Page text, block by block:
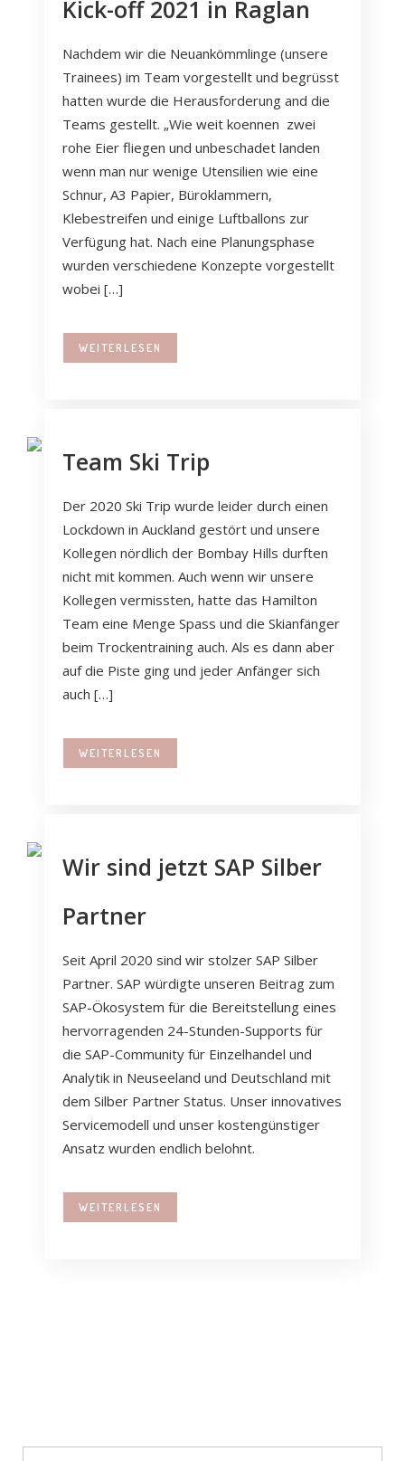
Kick-off 2021 in Raglan
Nachdem wir die Neuankömmlinge (unsere
Trainees) im Team vorgestellt und begrüsst
hatten wurde die Herausforderung and die
Teams gestellt. „Wie weit koennen zwei
rohe Eier fliegen und unbeschadet landen
wenn man nur wenige Utensilien wie eine
Schnur, A3 Papier, Büroklammern,
Klebestreifen und einige Luftballons zur
Verfügung hat. Nach eine Planungsphase
wurden verschiedene Konzepte vorgestellt
wobei […]
WEITERLESEN
Team Ski Trip
Der 2020 Ski Trip wurde leider durch einen
Lockdown in Auckland gestört und unsere
Kollegen nördlich der Bombay Hills durften
nicht mit kommen. Auch wenn wir unsere
Kollegen vermissten, hatte das Hamilton
Team eine Menge Spass und die Skianfänger
beim Trockentraining auch. Als es dann aber
auf die Piste ging und jeder Anfänger sich
auch […]
WEITERLESEN
Wir sind jetzt SAP Silber
Partner
Seit April 2020 sind wir stolzer SAP Silber
Partner. SAP würdigte unseren Beitrag zum
SAP-Ökosystem für die Bereitstellung eines
hervorragenden 24-Stunden-Supports für
die SAP-Community für Einzelhandel und
Analytik in Neuseeland und Deutschland mit
dem Silber Partner Status. Unser innovatives
Servicemodell und unser kostengünstiger
Ansatz wurden endlich belohnt.
WEITERLESEN